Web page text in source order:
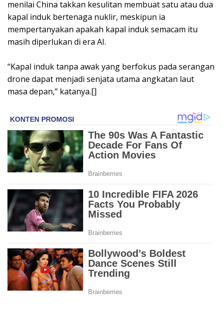
menilai China takkan kesulitan membuat satu atau dua
kapal induk bertenaga nuklir, meskipun ia
mempertanyakan apakah kapal induk semacam itu
masih diperlukan di era AI.
“Kapal induk tanpa awak yang berfokus pada serangan
drone dapat menjadi senjata utama angkatan laut
masa depan,” katanya.[]